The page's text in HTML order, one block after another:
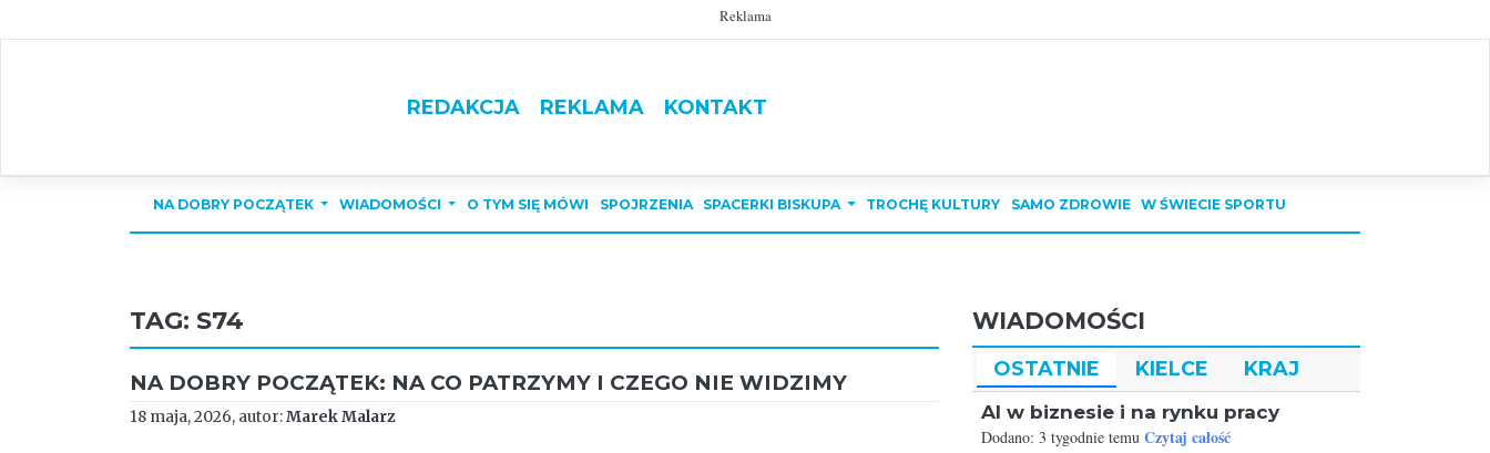
to
Reklama
REDAKCJA REKLAMA KONTAKT
NA DOBRY POCZĄTEK WIADOMOŚCI O TYM SIĘ MÓWI SPOJRZENIA SPACERKI BISKUPA TROCHĘ KULTURY SAMO ZDROWIE W ŚWIECIE SPORTU
TAG: S74
NA DOBRY POCZĄTEK: NA CO PATRZYMY I CZEGO NIE WIDZIMY
18 maja, 2026, autor:Marek Malarz
WIADOMOŚCI
OSTATNIE KIELCE KRAJ
AI w biznesie i na rynku pracy
Dodano: 3 tygodnie temu Czytaj całość